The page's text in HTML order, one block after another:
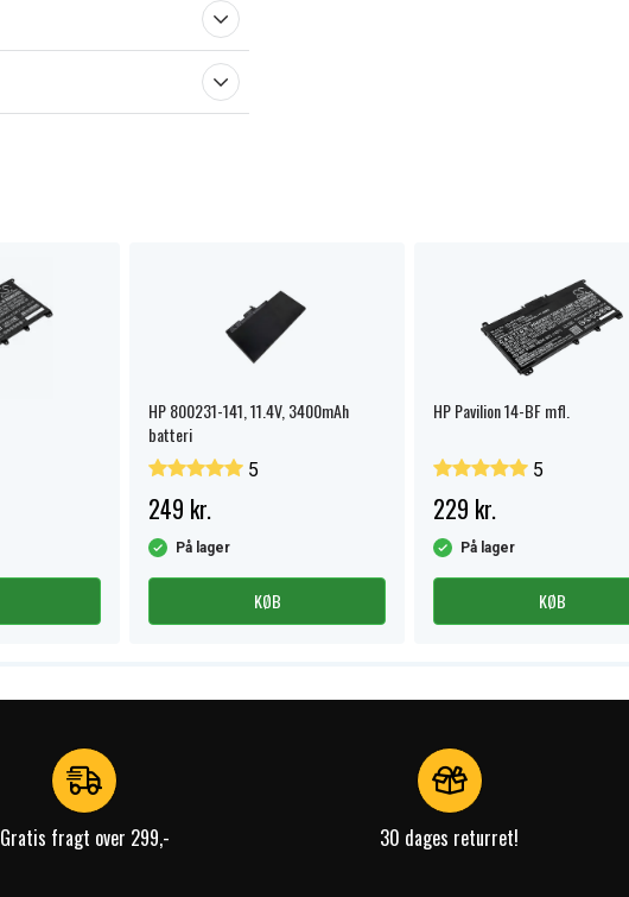
HP 800231-141, 11.4V, 3400mAh
batteri
5
249 kr.
På lager
KØB
HP Pavilion 14-BF mfl.
5
229 kr.
På lager
KØB
Gratis fragt over 299,- 30 dages returret!